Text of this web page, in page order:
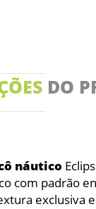
DO
náutico
com padrão
exclusiva